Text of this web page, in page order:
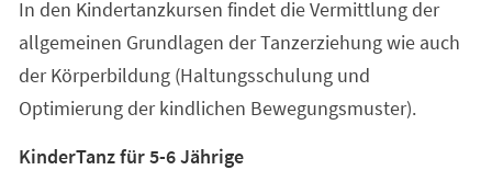
In den Kindertanzkursen findet die Vermittlung der
allgemeinen Grundlagen der Tanzerziehung wie auch
der Körperbildung (Haltungsschulung und
Optimierung der kindlichen Bewegungsmuster).
KinderTanz für 5-6 Jährige